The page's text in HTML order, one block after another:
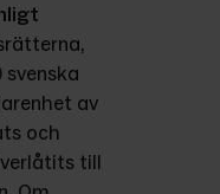
svenska
av
och
till